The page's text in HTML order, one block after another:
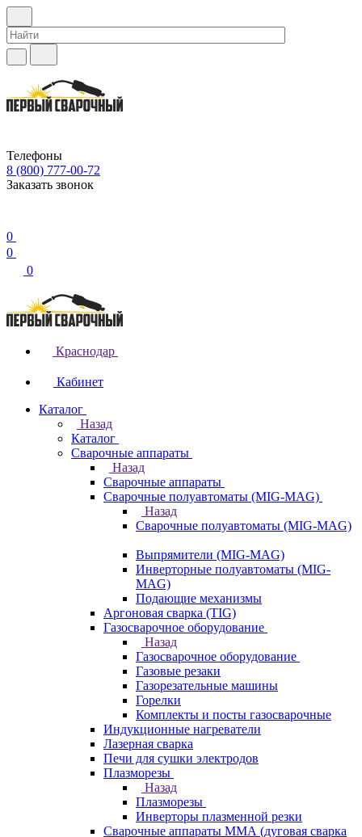
Телефоны
8 (800) 777-00-72
Заказать звонок
0
0
0
Краснодар
Кабинет
Каталог
Назад
Каталог
Сварочные аппараты
Назад
Сварочные аппараты
Сварочные полуавтоматы (MIG-MAG)
Назад
Сварочные полуавтоматы (MIG-MAG)
Выпрямители (MIG-MAG)
Инверторные полуавтоматы (MIG-
MAG)
Подающие механизмы
Аргоновая сварка (TIG)
Газосварочное оборудование
Назад
Газосварочное оборудование
Газовые резаки
Газорезательные машины
Горелки
Комплекты и посты газосварочные
Индукционные нагреватели
Лазерная сварка
Печи для сушки электродов
Плазморезы
Назад
Плазморезы
Инверторы плазменной резки
Сварочные аппараты ММА (дуговая сварка